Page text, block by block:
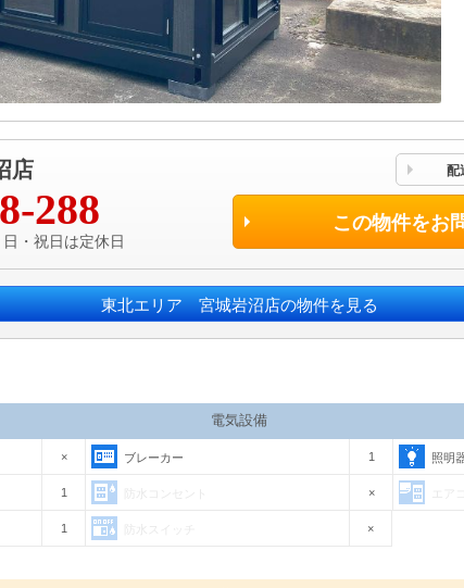
店
288
・祝日は定休日
配
この物件をお
東北エリア 宮城岩沼店の物件を見る
電気設備
× ブレーカー 1 照明
1 ×
1 ×